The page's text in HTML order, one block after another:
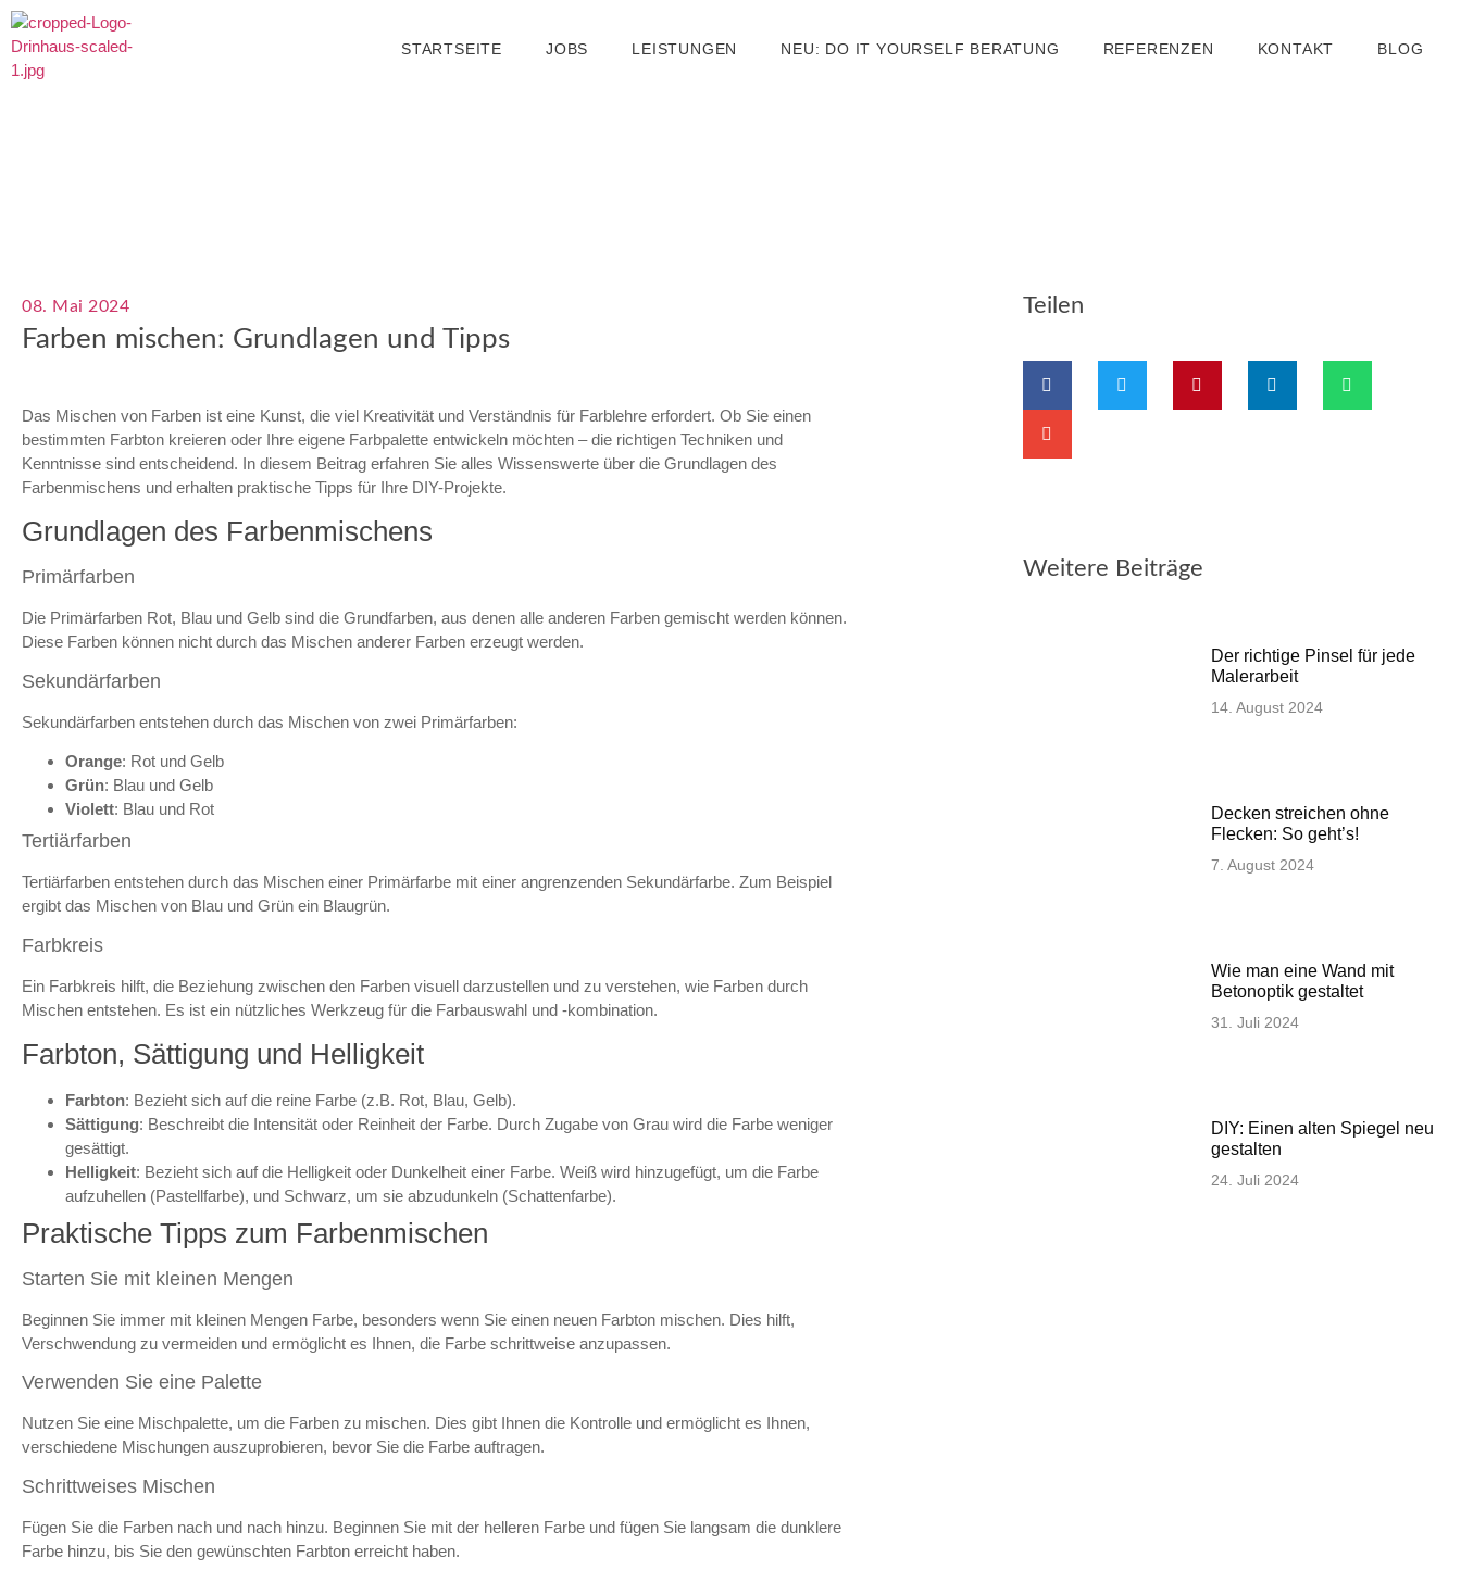
STARTSEITE JOBS LEISTUNGEN NEU: DO IT YOURSELF BERATUNG REFERENZEN KONTAKT BLOG
08. Mai 2024
Farben mischen: Grundlagen und Tipps
Das Mischen von Farben ist eine Kunst, die viel Kreativität und Verständnis für Farblehre erfordert. Ob Sie einen
bestimmten Farbton kreieren oder Ihre eigene Farbpalette entwickeln möchten – die richtigen Techniken und
Kenntnisse sind entscheidend. In diesem Beitrag erfahren Sie alles Wissenswerte über die Grundlagen des
Farbenmischens und erhalten praktische Tipps für Ihre DIY-Projekte.
Grundlagen des Farbenmischens
Primärfarben
Die Primärfarben Rot, Blau und Gelb sind die Grundfarben, aus denen alle anderen Farben gemischt werden können.
Diese Farben können nicht durch das Mischen anderer Farben erzeugt werden.
Sekundärfarben
Sekundärfarben entstehen durch das Mischen von zwei Primärfarben:
Orange: Rot und Gelb
Grün: Blau und Gelb
Violett: Blau und Rot
Tertiärfarben
Tertiärfarben entstehen durch das Mischen einer Primärfarbe mit einer angrenzenden Sekundärfarbe. Zum Beispiel
ergibt das Mischen von Blau und Grün ein Blaugrün.
Farbkreis
Ein Farbkreis hilft, die Beziehung zwischen den Farben visuell darzustellen und zu verstehen, wie Farben durch
Mischen entstehen. Es ist ein nützliches Werkzeug für die Farbauswahl und -kombination.
Farbton, Sättigung und Helligkeit
Farbton: Bezieht sich auf die reine Farbe (z.B. Rot, Blau, Gelb).
Sättigung: Beschreibt die Intensität oder Reinheit der Farbe. Durch Zugabe von Grau wird die Farbe weniger
gesättigt.
Helligkeit: Bezieht sich auf die Helligkeit oder Dunkelheit einer Farbe. Weiß wird hinzugefügt, um die Farbe
aufzuhellen (Pastellfarbe), und Schwarz, um sie abzudunkeln (Schattenfarbe).
Praktische Tipps zum Farbenmischen
Starten Sie mit kleinen Mengen
Beginnen Sie immer mit kleinen Mengen Farbe, besonders wenn Sie einen neuen Farbton mischen. Dies hilft,
Verschwendung zu vermeiden und ermöglicht es Ihnen, die Farbe schrittweise anzupassen.
Verwenden Sie eine Palette
Nutzen Sie eine Mischpalette, um die Farben zu mischen. Dies gibt Ihnen die Kontrolle und ermöglicht es Ihnen,
verschiedene Mischungen auszuprobieren, bevor Sie die Farbe auftragen.
Schrittweises Mischen
Fügen Sie die Farben nach und nach hinzu. Beginnen Sie mit der helleren Farbe und fügen Sie langsam die dunklere
Farbe hinzu, bis Sie den gewünschten Farbton erreicht haben.
Teilen
Weitere Beiträge
Der richtige Pinsel für jede
Malerarbeit
14. August 2024
Decken streichen ohne
Flecken: So geht’s!
7. August 2024
Wie man eine Wand mit
Betonoptik gestaltet
31. Juli 2024
DIY: Einen alten Spiegel neu
gestalten
24. Juli 2024